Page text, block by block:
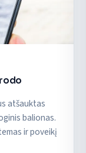
atšauktas
balionas.
ir poveikį